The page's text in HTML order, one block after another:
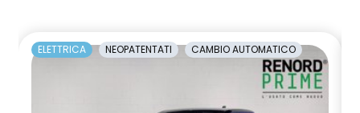
ELETTRICA NEOPATENTATI CAMBIO AUTOMATICO